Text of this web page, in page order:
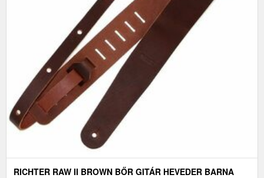
RICHTER RAW II BROWN BŐR GITÁR HEVEDER BARNA